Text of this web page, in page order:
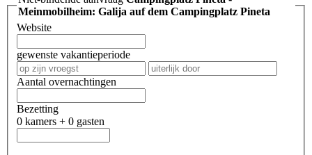
Meinmobilheim: Galija auf dem Campingplatz Pineta
Website
gewenste vakantieperiode
Aantal overnachtingen
Bezetting
0 kamers + 0 gasten